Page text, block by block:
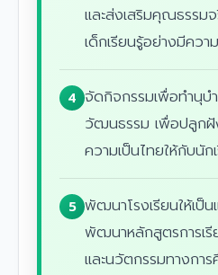
และส่งเสริมคุณธรรม
เด็กเรียนรู้อย่างมีควา
4 จัดกิจกรรมเพื่อทำนุบ
วัฒนธรรม เพื่อปลูกฝั
ความเป็นไทยให้กับนัก
5 พัฒนาโรงเรียนให้เป็
พัฒนาหลักสูตรการเรี
และนวัตกรรมทางกา